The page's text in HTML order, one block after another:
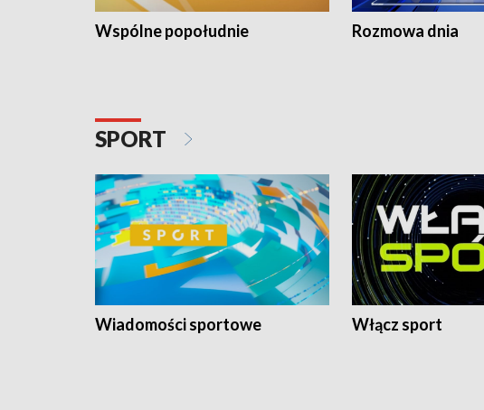
Wspólne popołudnie Rozmowa dnia
SPORT
Wiadomości sportowe Włącz sport